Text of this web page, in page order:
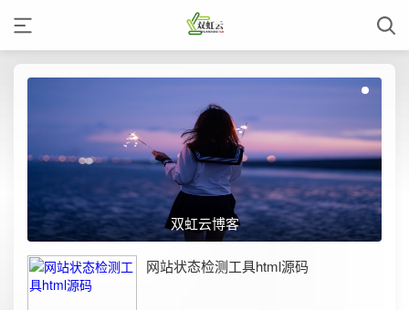
双虹云博客
网站状态检测工具html源码